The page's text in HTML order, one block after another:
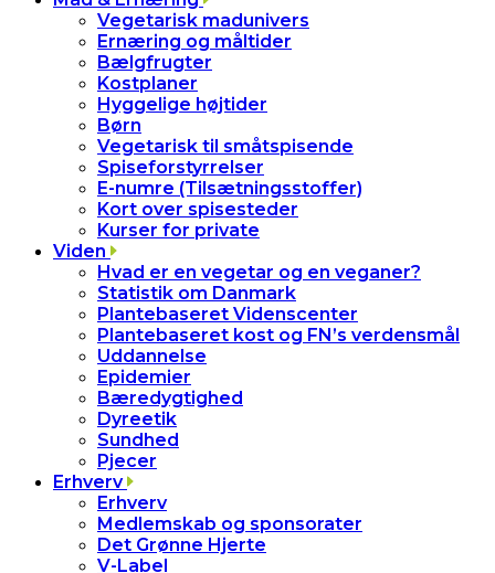
Vegetarisk madunivers
Ernæring og måltider
Bælgfrugter
Kostplaner
Hyggelige højtider
Børn
Vegetarisk til småtspisende
Spiseforstyrrelser
E-numre (Tilsætningsstoffer)
Kort over spisesteder
Kurser for private
Viden
Hvad er en vegetar og en veganer?
Statistik om Danmark
Plantebaseret Videnscenter
Plantebaseret kost og FN’s verdensmål
Uddannelse
Epidemier
Bæredygtighed
Dyreetik
Sundhed
Pjecer
Erhverv
Erhverv
Medlemskab og sponsorater
Det Grønne Hjerte
V-Label